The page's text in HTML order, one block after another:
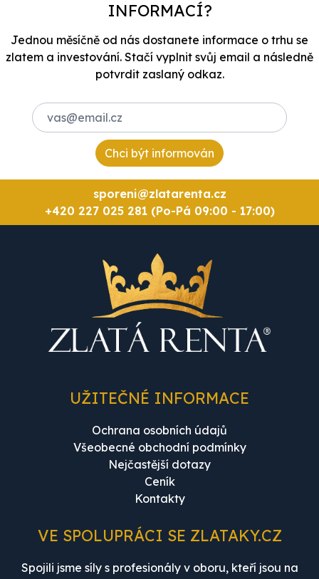
INFORMACÍ?
Jednou měsíčně od nás dostanete informace o trhu se
zlatem a investování. Stačí vyplnit svůj email a následně
potvrdit zaslaný odkaz.
Chci být informován
sporeni@zlatarenta.cz
+420 227 025 281 (Po-Pá 09:00 - 17:00)
UŽITEČNÉ INFORMACE
Ochrana osobních údajů
Všeobecné obchodní podmínky
Nejčastější dotazy
Ceník
Kontakty
VE SPOLUPRÁCI SE ZLATAKY.CZ
Spojili jsme síly s profesionály v oboru, kteří jsou na